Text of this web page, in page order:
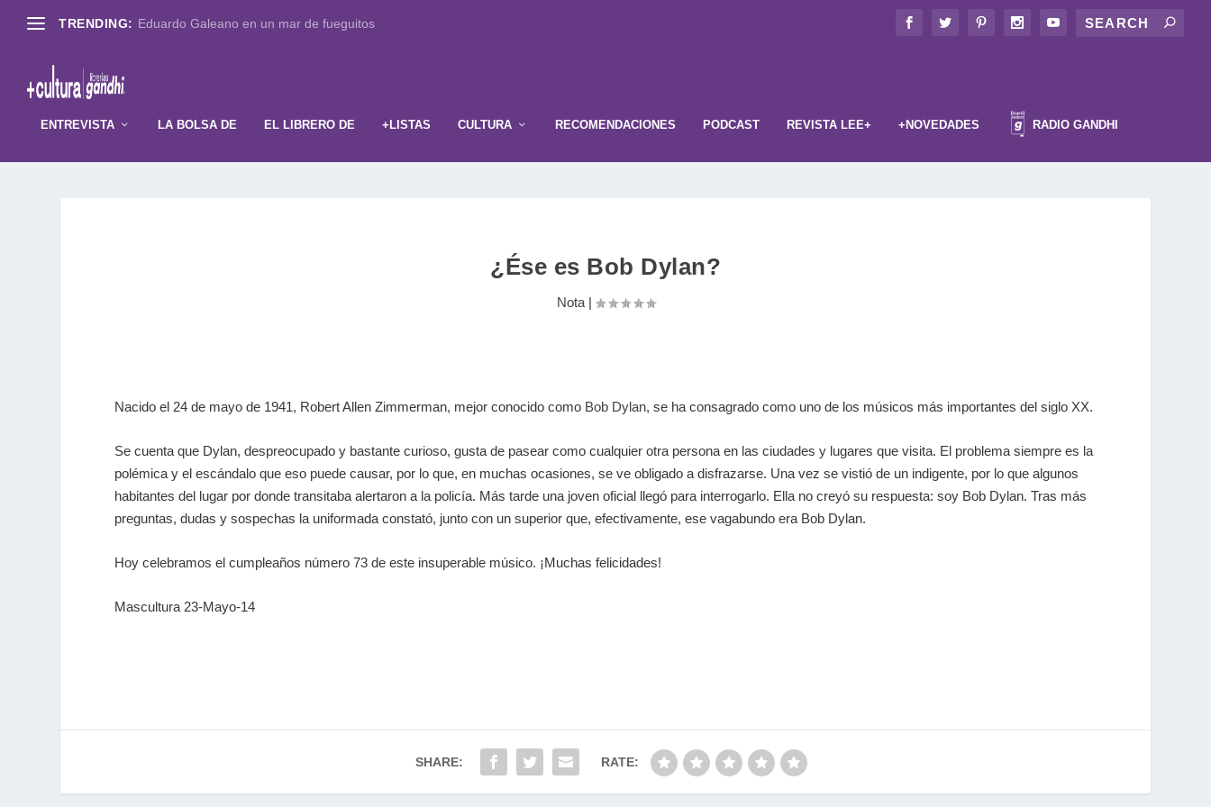
TRENDING: Eduardo Galeano en un mar de fueguitos
ENTREVISTA LA BOLSA DE EL LIBRERO DE +LISTAS CULTURA RECOMENDACIONES PODCAST REVISTA LEE+ +NOVEDADES RADIO GANDHI
¿Ése es Bob Dylan?
Nota|
Nacido el 24 de mayo de 1941, Robert Allen Zimmerman, mejor conocido como Bob Dylan, se ha consagrado como uno de los músicos más importantes del siglo XX.
Se cuenta que Dylan, despreocupado y bastante curioso, gusta de pasear como cualquier otra persona en las ciudades y lugares que visita. El problema siempre es la
polémica y el escándalo que eso puede causar, por lo que, en muchas ocasiones, se ve obligado a disfrazarse. Una vez se vistió de un indigente, por lo que algunos
habitantes del lugar por donde transitaba alertaron a la policía. Más tarde una joven oficial llegó para interrogarlo. Ella no creyó su respuesta: soy Bob Dylan. Tras más
preguntas, dudas y sospechas la uniformada constató, junto con un superior que, efectivamente, ese vagabundo era Bob Dylan.
Hoy celebramos el cumpleaños número 73 de este insuperable músico. ¡Muchas felicidades!
Mascultura 23-Mayo-14
SHARE: RATE: